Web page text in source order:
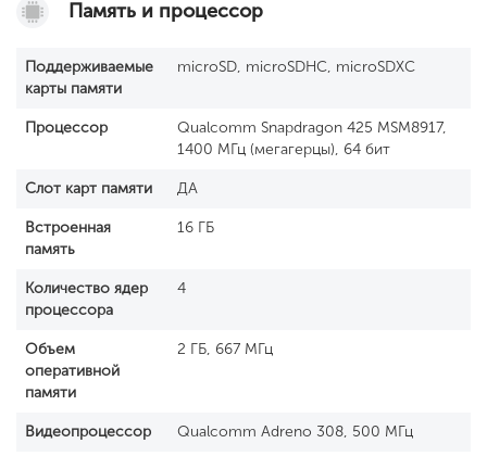
Память и процессор
Поддерживаемые
карты памяти
microSD, microSDHC, microSDXC
Процессор
Qualcomm Snapdragon 425 MSM8917,
1400 МГц (мегагерцы), 64 бит
Слот карт памяти ДА
Встроенная
память
16 ГБ
Количество ядер
процессора
4
Объем
оперативной
памяти
2 ГБ, 667 МГц
Видеопроцессор Qualcomm Adreno 308, 500 МГц